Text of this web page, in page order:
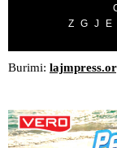
Burimi: